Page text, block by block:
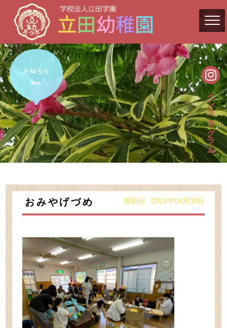
おみやげづめ 投稿日 2024年09月30日
インスタグラム